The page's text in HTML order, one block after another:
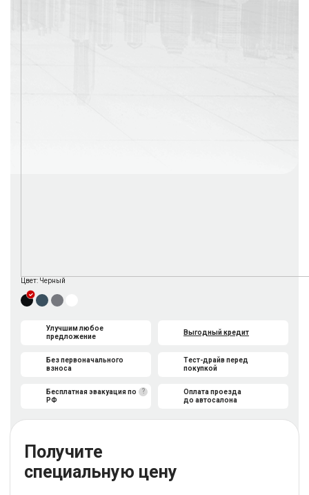
Цвет: Черный
Улучшим любое
предложение
Без первоначального
взноса
Выгодный кредит
Тест-драйв перед
покупкой
?
Бесплатная эвакуация по
РФ
Оплата проезда
до автосалона
Получите
специальную цену